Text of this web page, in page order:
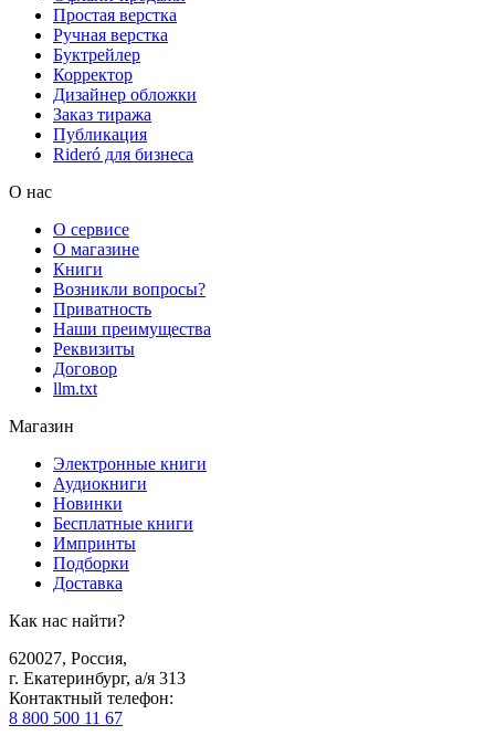
Простая верстка
Ручная верстка
Буктрейлер
Корректор
Дизайнер обложки
Заказ тиража
Публикация
Rideró для бизнеса
О нас
О сервисе
О магазине
Книги
Возникли вопросы?
Приватность
Наши преимущества
Реквизиты
Договор
llm.txt
Магазин
Электронные книги
Аудиокниги
Новинки
Бесплатные книги
Импринты
Подборки
Доставка
Как нас найти?
620027, Россия,
г. Екатеринбург, а/я 313
Контактный телефон:
8 800 500 11 67